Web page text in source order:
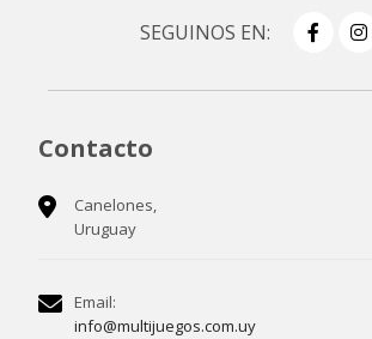
SEGUINOS EN:
Contacto
Canelones,
Uruguay
Email:
info@multijuegos.com.uy